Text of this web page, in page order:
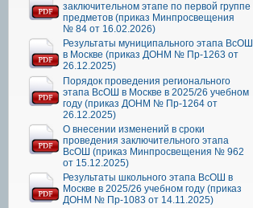
заключительном этапе по первой группе
предметов (приказ Минпросвещения
№ 84 от 16.02.2026)
Результаты муниципального этапа ВсОШ
в Москве (приказ ДОНМ № Пр-1263 от
26.12.2025)
Порядок проведения регионального
этапа ВсОШ в Москве в 2025/26 учебном
году (приказ ДОНМ № Пр-1264 от
26.12.2025)
О внесении изменений в сроки
проведения заключительного этапа
ВсОШ (приказ Минпросвещения № 962
от 15.12.2025)
Результаты школьного этапа ВсОШ в
Москве в 2025/26 учебном году (приказ
ДОНМ № Пр-1083 от 14.11.2025)